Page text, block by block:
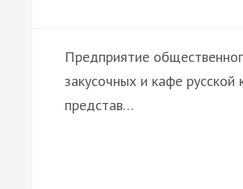
Предприятие
закусочных и кафе
представ…